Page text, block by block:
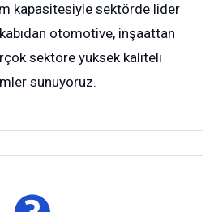
kapasitesiyle sektörde lider
otomotive, inşaattan
sektöre yüksek kaliteli
sunuyoruz.